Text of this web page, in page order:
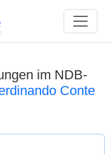
im NDB-
Conte